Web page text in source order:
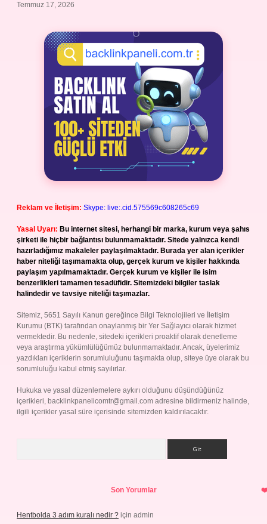
Temmuz 17, 2026
Reklam ve İletişim: Skype: live:.cid.575569c608265c69
Yasal Uyarı: Bu internet sitesi, herhangi bir marka, kurum veya şahıs
şirketi ile hiçbir bağlantısı bulunmamaktadır. Sitede yalnızca kendi
hazırladığımız makaleler paylaşılmaktadır. Burada yer alan içerikler
haber niteliği taşımamakta olup, gerçek kurum ve kişiler hakkında
paylaşım yapılmamaktadır. Gerçek kurum ve kişiler ile isim
benzerlikleri tamamen tesadüfidir. Sitemizdeki bilgiler taslak
halindedir ve tavsiye niteliği taşımazlar.
Sitemiz, 5651 Sayılı Kanun gereğince Bilgi Teknolojileri ve İletişim
Kurumu (BTK) tarafından onaylanmış bir Yer Sağlayıcı olarak hizmet
vermektedir. Bu nedenle, sitedeki içerikleri proaktif olarak denetleme
veya araştırma yükümlülüğümüz bulunmamaktadır. Ancak, üyelerimiz
yazdıkları içeriklerin sorumluluğunu taşımakta olup, siteye üye olarak bu
sorumluluğu kabul etmiş sayılırlar.
Hukuka ve yasal düzenlemelere aykırı olduğunu düşündüğünüz
içerikleri, backlinkpanelicomtr@gmail.com adresine bildirmeniz halinde,
ilgili içerikler yasal süre içerisinde sitemizden kaldırılacaktır.
Son Yorumlar
Hentbolda 3 adım kuralı nedir ? için admin